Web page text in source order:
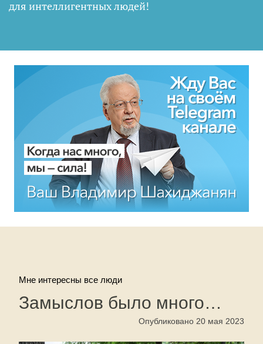
для интеллигентных людей!
Мне интересны все люди
Замыслов было много…
Опубликовано 20 мая 2023